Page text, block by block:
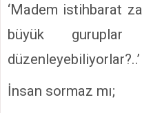
‘Madem istihbarat
büyük guruplar
İnsan sormaz mı;